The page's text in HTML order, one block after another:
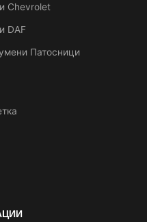
Chevrolet
DAF
Патосници